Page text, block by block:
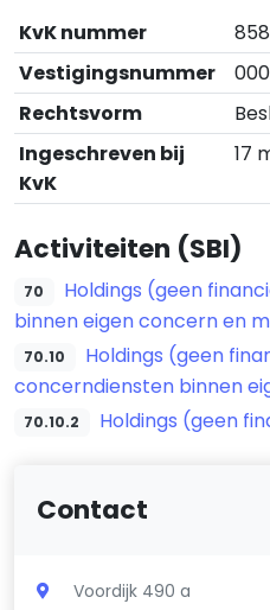
KvK nummer
Vestigingsnummer
Rechtsvorm
Ingeschreven bij
KvK
17
Activiteiten (SBI)
70
Holdings (geen
binnen eigen concern en
70.10
Holdings (geen
concerndiensten binnen
70.10.2 Holdings (geen
Contact
Voordijk 490 a